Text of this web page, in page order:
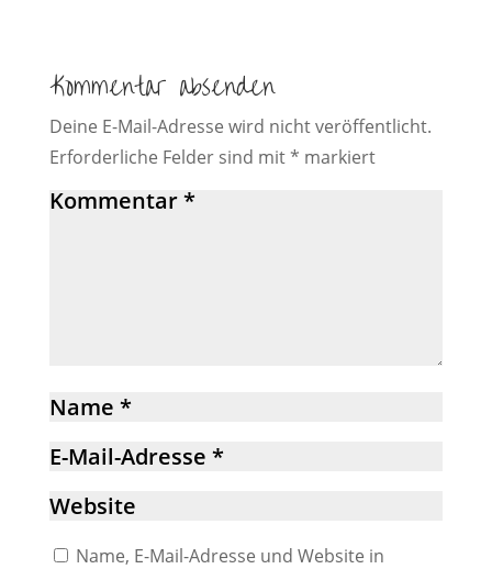
Kommentar absenden
Deine E-Mail-Adresse wird nicht veröffentlicht.
Erforderliche Felder sind mit* markiert
Name, E-Mail-Adresse und Website in